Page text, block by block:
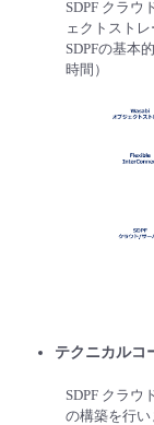
- APIリファ
■ 基本構築ガ
- クラウド /
- Flexible
- ITインフラ
SDPF クラウ
ェクトスト
SDPFの基本
時間）
テクニカルコ
SDPF クラウ
の構築を行い